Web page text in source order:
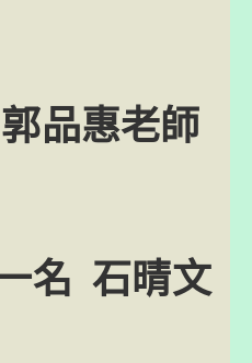
品惠老師
石晴文